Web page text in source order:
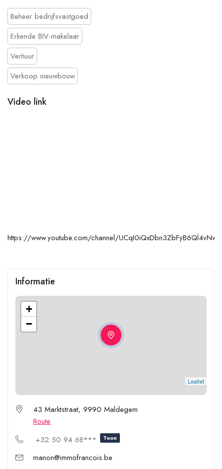
Beheer bedrijfsvastgoed
Erkende BIV-makelaar
Verhuur
Verkoop nieuwbouw
Video link
https://www.youtube.com/channel/UCqI0iQxDbn3ZbFyB6Ql4vNw
Informatie
+
−
Leaflet
43 Marktstraat, 9990 Maldegem
Route
+32 50 94 68***
Toon
manon@immofrancois.be